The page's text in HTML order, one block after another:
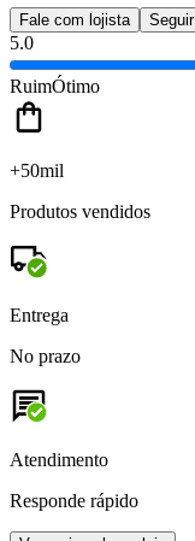
Fale com lojista Seguir
5.0
RuimÓtimo
+50mil
Produtos vendidos
Entrega
No prazo
Atendimento
Responde rápido